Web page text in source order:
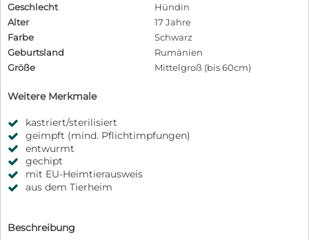
Geschlecht
Hündin
Alter
17 Jahre
Farbe
Schwarz
Geburtsland
Rumänien
Größe
Mittelgroß (bis 60cm)
Weitere Merkmale
kastriert/sterilisiert
geimpft (mind. Pflichtimpfungen)
entwurmt
gechipt
mit EU-Heimtierausweis
aus dem Tierheim
Beschreibung